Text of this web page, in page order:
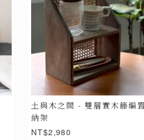
土與木之間 - 雙層實木籐編
納架
NT$2,980